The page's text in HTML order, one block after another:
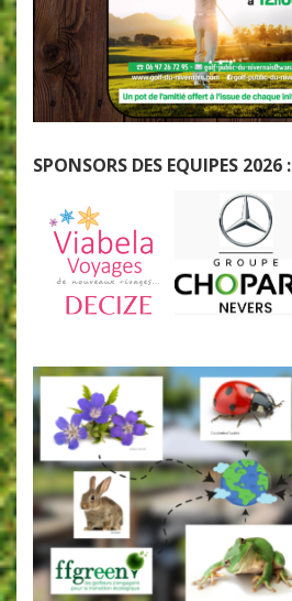
SPONSORS DES EQUIPES 2026 :